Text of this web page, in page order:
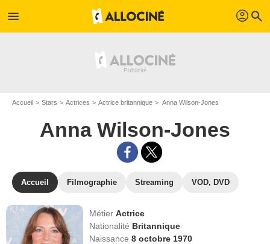
menu profil search
Accueil Stars Actrices Actrice britannique Anna Wilson-Jones
Anna Wilson-Jones
Accueil Filmographie Streaming VOD, DVD
MétierActrice
Nationalité Britannique
Naissance8 octobre 1970